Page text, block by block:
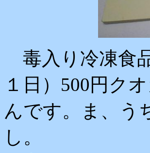
毒入り冷凍食
１日）500円ク
んです。ま、う
し。